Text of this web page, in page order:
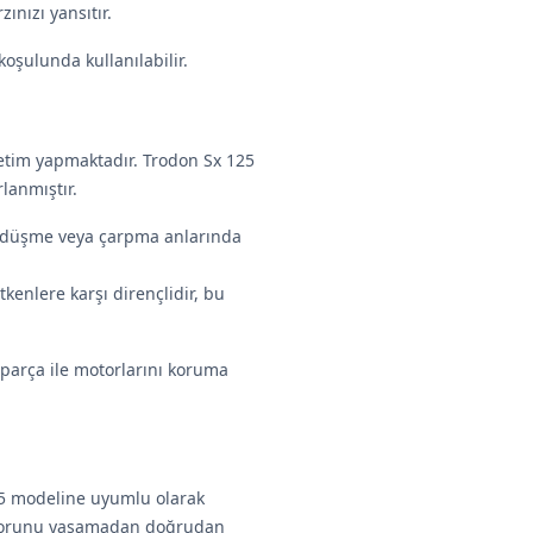
yansıtır.
kullanılabilir.
yapmaktadır. Trodon Sx 125
veya çarpma anlarında
karşı dirençlidir, bu
ile motorlarını koruma
modeline uyumlu olarak
yaşamadan doğrudan